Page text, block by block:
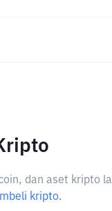
dan aset kripto
kripto.